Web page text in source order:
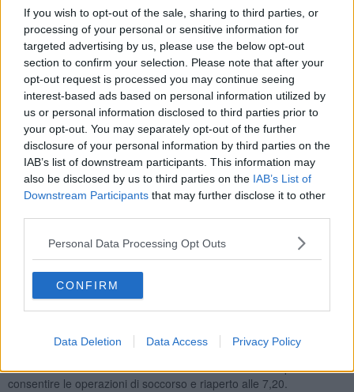
If you wish to opt-out of the sale, sharing to third parties, or
processing of your personal or sensitive information for
targeted advertising by us, please use the below opt-out
section to confirm your selection. Please note that after your
opt-out request is processed you may continue seeing
interest-based ads based on personal information utilized by
us or personal information disclosed to third parties prior to
your opt-out. You may separately opt-out of the further
disclosure of your personal information by third parties on the
IAB’s list of downstream participants. This information may
also be disclosed by us to third parties on the IAB’s List of
Downstream Participants that may further disclose it to other
Personal Data Processing Opt Outs
CONFIRM
Data Deletion Data Access Privacy Policy
fuoristrada.
Il bilancio è di5 persone coinvolte: per una di loro non c'è stato
nulla da fare. Si tratta di un uomo di 52 anni morto sul posto.
Tra i feriti, sono stati soccorsi in
codice rosso un uomo di 58 anni
e un ragazzo di 20 portati all'ospedale fiorentino di Careggi. Meno
serie (codice giallo) le condizioni di altri due uomini di 54 e 25
anni accompagnati invece all'ospedale Nuovo San Giovanni di Dio
a Torregalli.
poli soccorsi e l’autogru. Impegnativo il lavoro per
liberare le
persone rimaste incastrateall’interno del fuoristrada e del
furgone.
Oltre aivigili del fuocosono intervenuti personale e mezzi del
118, unità dellasezione veteriariadella Asl per constatare lo stato
maxiemergenza.
Il tratto autostradale è stato chiusoalla circolazione per
consentire le operazioni di soccorso e riaperto alle 7,20.